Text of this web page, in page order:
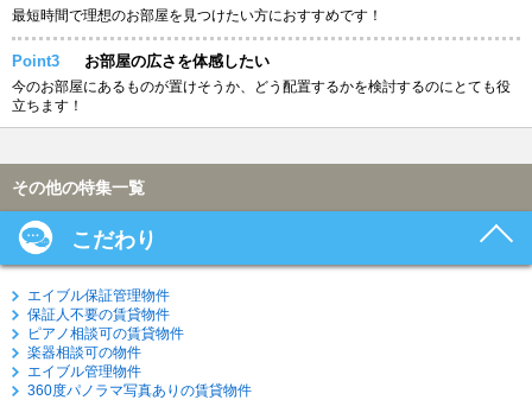
最短時間で理想のお部屋を見つけたい方におすすめです！
Point3 お部屋の広さを体感したい
今のお部屋にあるものが置けそうか、どう配置するかを検討するのにとても役
立ちます！
その他の特集一覧
こだわり
エイブル保証管理物件
保証人不要の賃貸物件
ピアノ相談可の賃貸物件
楽器相談可の物件
エイブル管理物件
360度パノラマ写真ありの賃貸物件